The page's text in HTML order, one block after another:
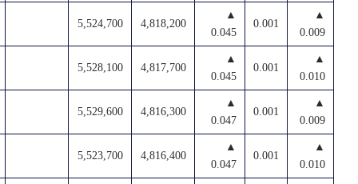
5,524,700 4,818,200
▲
0.045
0.001
▲
0.009
5,528,100 4,817,700
▲
0.045
0.001
▲
0.010
5,529,600 4,816,300
▲
0.047
0.001
▲
0.009
5,523,700 4,816,400
▲
0.047
0.001
▲
0.010